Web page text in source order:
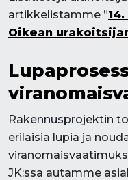
artikkelistamme ”
Oikean
Rakennusprojektin
erilaisia lupia ja
JK:ssa autamme